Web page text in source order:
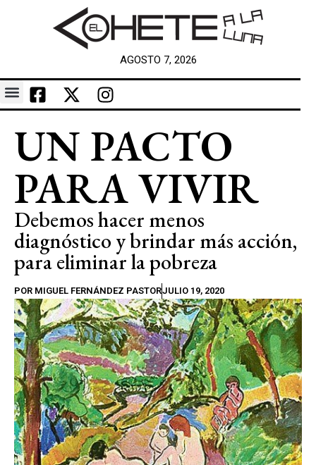
AGOSTO 7, 2026
UN PACTO
PARA VIVIR
Debemos hacer menos
diagnóstico y brindar más acción,
para eliminar la pobreza
POR MIGUEL FERNÁNDEZ PASTORJULIO 19, 2020